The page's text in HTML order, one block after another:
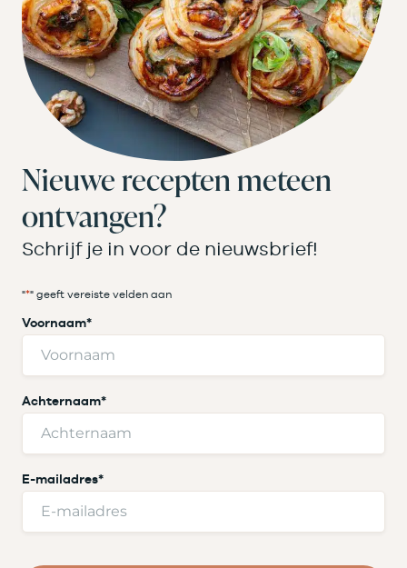
Nieuwe recepten meteen
ontvangen?
Schrijf je in voor de nieuwsbrief!
"*" geeft vereiste velden aan
Voornaam*
Achternaam*
E-mailadres*